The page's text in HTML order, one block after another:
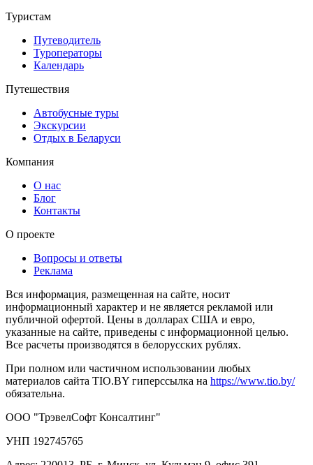
Туристам
Путеводитель
Туроператоры
Календарь
Путешествия
Автобусные туры
Экскурсии
Отдых в Беларуси
Компания
О нас
Блог
Контакты
О проекте
Вопросы и ответы
Реклама
Вся информация, размещенная на сайте, носит
информационный характер и не является рекламой или
публичной офертой. Цены в долларах США и евро,
указанные на сайте, приведены с информационной целью.
Все расчеты производятся в белорусских рублях.
При полном или частичном использовании любых
материалов сайта TIO.BY гиперссылка на https://www.tio.by/
обязательна.
ООО "ТрэвелСофт Консалтинг"
УНП 192745765